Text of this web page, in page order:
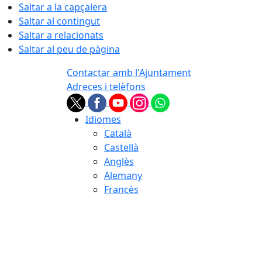
Saltar a la capçalera
Saltar al contingut
Saltar a relacionats
Saltar al peu de pàgina
Contactar amb l'Ajuntament
Adreces i telèfons
Idiomes
Català
Castellà
Anglès
Alemany
Francès